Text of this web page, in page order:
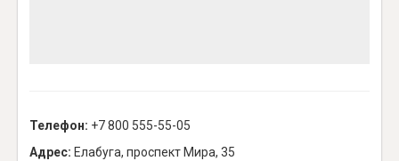
Телефон: +7 800 555-55-05
Адрес: Елабуга, проспект Мира, 35